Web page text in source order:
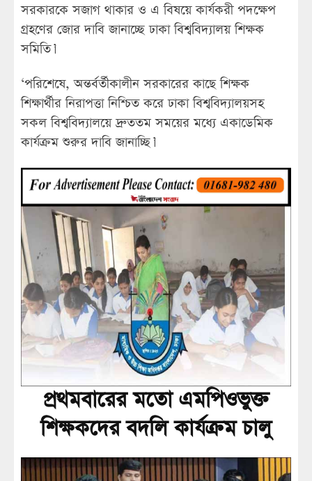
সরকারকে সজাগ থাকার ও এ বিষয়ে কার্যকরী পদক্ষেপ
গ্রহণের জোর দাবি জানাচ্ছে ঢাকা বিশ্ববিদ্যালয় শিক্ষক
সমিতি।’
‘পরিশেষে, অন্তর্বর্তীকালীন সরকারের কাছে শিক্ষক
শিক্ষার্থীর নিরাপত্তা নিশ্চিত করে ঢাকা বিশ্ববিদ্যালয়সহ
সকল বিশ্ববিদ্যালয়ে দ্রুততম সময়ের মধ্যে একাডেমিক
কার্যক্রম শুরুর দাবি জানাচ্ছি।’
প্রথমবারের মতো এমপিওভুক্ত
শিক্ষকদের বদলি কার্যক্রম চালু